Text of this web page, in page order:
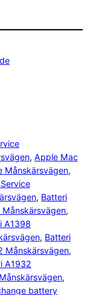
, Apple Mac
Månskärsvägen
, Batteri
A1398
, Batteri
Månskärsvägen
A1932
battery